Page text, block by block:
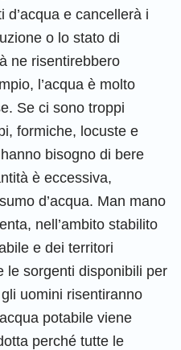
e cancellerà i
o lo stato di
ne risentirebbero
l’acqua è molto
Se ci sono troppi
formiche, locuste e
bisogno di bere
è eccessiva,
d’acqua. Man mano
nell’ambito stabilito
e dei territori
le sorgenti disponibili per
uomini risentiranno
potabile viene
perché tutte le